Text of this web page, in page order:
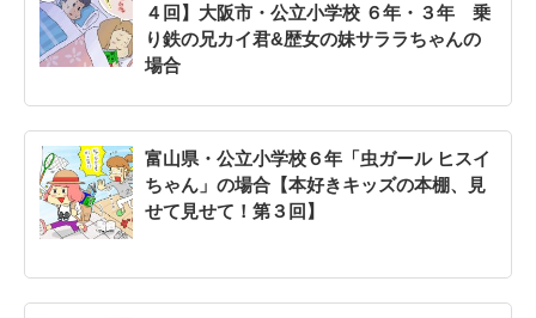
４回】大阪市・公立小学校 ６年・３年 乗
り鉄の兄カイ君&歴女の妹サララちゃんの
場合
富山県・公立小学校６年「虫ガール ヒスイ
ちゃん」の場合【本好きキッズの本棚、見
せて見せて！第３回】